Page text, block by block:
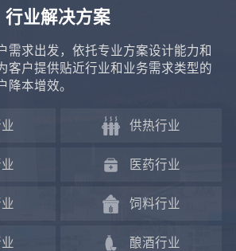
行业解决方案
需求出发，依托专业方案设计能力和
客户提供贴近行业和业务需求类型的
降本增效。
供热行业
医药行业
饲料行业
酿酒行业